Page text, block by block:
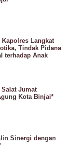
Kapolres Langkat
Tindak Pidana
terhadap Anak
Jumat
Kota Binjai*
Sinergi dengan